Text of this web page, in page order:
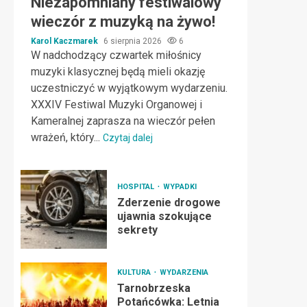
wieczór z muzyką na żywo!
Karol Kaczmarek 6 sierpnia 2026 6
W nadchodzący czwartek miłośnicy
muzyki klasycznej będą mieli okazję
uczestniczyć w wyjątkowym wydarzeniu.
XXXIV Festiwal Muzyki Organowej i
Kameralnej zaprasza na wieczór pełen
wrażeń, który... Czytaj dalej
HOSPITAL WYPADKI
Zderzenie drogowe
ujawnia szokujące
sekrety
KULTURA WYDARZENIA
Tarnobrzeska
Potańcówka: Letnia